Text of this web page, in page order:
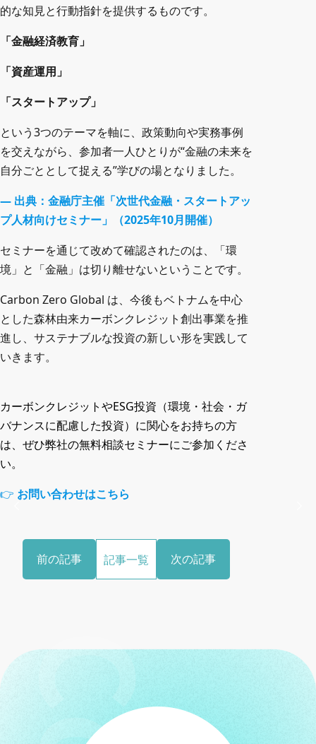
的な知見と行動指針を提供するものです。
「金融経済教育」
「資産運用」
「スタートアップ」
という3つのテーマを軸に、政策動向や実務事例
を交えながら、参加者一人ひとりが“金融の未来を
自分ごととして捉える”学びの場となりました。
— 出典：金融庁主催「次世代金融・スタートアッ
プ人材向けセミナー」（2025年10月開催）
セミナーを通じて改めて確認されたのは、「環
境」と「金融」は切り離せないということです。
Carbon Zero Global は、今後もベトナムを中心
とした森林由来カーボンクレジット創出事業を推
進し、サステナブルな投資の新しい形を実践して
いきます。
カーボンクレジットやESG投資（環境・社会・ガ
バナンスに配慮した投資）に関心をお持ちの方
は、ぜひ弊社の無料相談セミナーにご参加くださ
い。
👉 お問い合わせはこちら
前の記事 記事一覧 次の記事